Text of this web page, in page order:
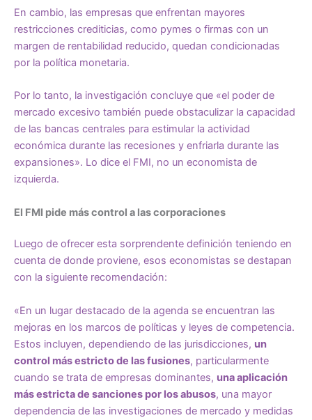
En cambio, las empresas que enfrentan mayores
restricciones crediticias, como pymes o firmas con un
margen de rentabilidad reducido, quedan condicionadas
por la política monetaria.
Por lo tanto, la investigación concluye que «el poder de
mercado excesivo también puede obstaculizar la capacidad
de las bancas centrales para estimular la actividad
económica durante las recesiones y enfriarla durante las
expansiones». Lo dice el FMI, no un economista de
izquierda.
El FMI pide más control a las corporaciones
Luego de ofrecer esta sorprendente definición teniendo en
cuenta de donde proviene, esos economistas se destapan
con la siguiente recomendación:
«En un lugar destacado de la agenda se encuentran las
mejoras en los marcos de políticas y leyes de competencia.
Estos incluyen, dependiendo de las jurisdicciones, un
control más estricto de las fusiones, particularmente
cuando se trata de empresas dominantes, una aplicación
más estricta de sanciones por los abusos, una mayor
dependencia de las investigaciones de mercado y medidas